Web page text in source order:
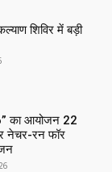
शिविर में बड़ी
का आयोजन 22
नेचर-रन फॉर